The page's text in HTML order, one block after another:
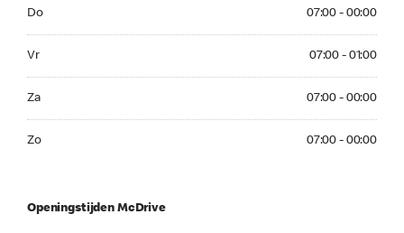
Do 07:00 - 00:00
Vr 07:00 - 01:00
Za 07:00 - 00:00
Zo 07:00 - 00:00
Openingstijden McDrive